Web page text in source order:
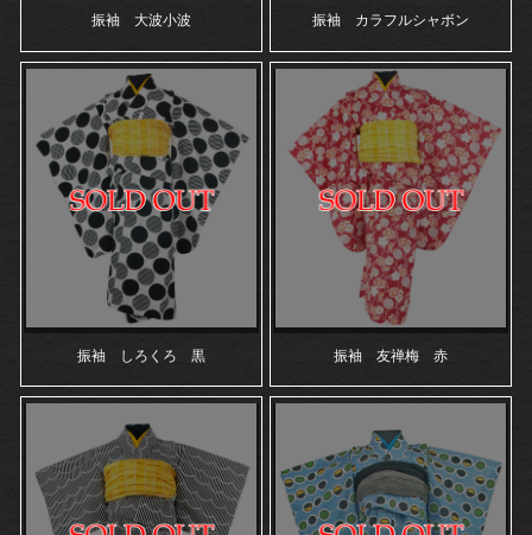
振袖 大波小波 振袖 カラフルシャボン
振袖 しろくろ 黒 振袖 友禅梅 赤